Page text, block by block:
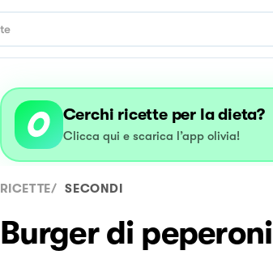
Cerchi ricette per la dieta?
Clicca qui e scarica l’app olivia!
RICETTE/ SECONDI
Burger di peperoni